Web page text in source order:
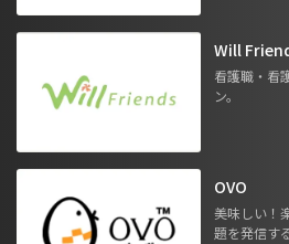
Will
看護職・看
ン。
OVO
美味しい！
題を発信す